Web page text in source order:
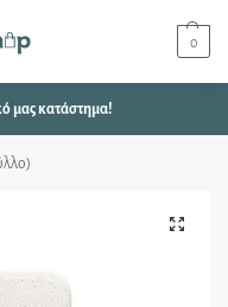
0
μας κατάστημα!